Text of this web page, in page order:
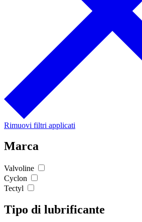
Rimuovi filtri applicati
Marca
Valvoline
Cyclon
Tectyl
Tipo di lubrificante